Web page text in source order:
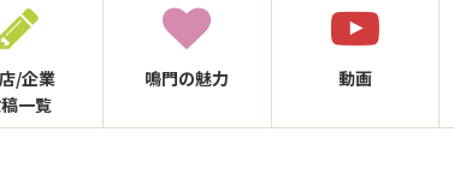
/企業
一覧
鳴門の魅力 動画